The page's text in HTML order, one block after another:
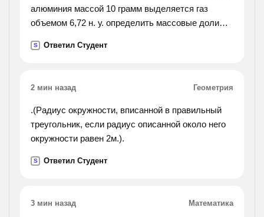
находится под давлением 2*10 в пятой степени
па при температуре 127 градусов с. определите
газа выпущена из сосуда, а температура
градусов с и давлении 100 кпа и разделён
пополам подвижной
перегородкой. каково будет давление, если газ в
одной половине нагреть до температуры 57
газа оставить без изменения? 6. сосуд,
градусов с. какое максимальное количество
алюминия массой 10 грамм выделяется газ
объемом 6,72 н. у. определить массовые доли
S Ответил Студент
2 мин назад Геометрия
.(Радиус окружности, вписанной в правильный
треугольник, если радиус описанной около него
окружности равен 2м.).
S Ответил Студент
3 мин назад Математика